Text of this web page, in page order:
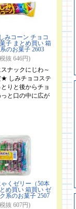
みコーン チョコ
子 まとめ買い 箱
のお菓子 2603
抜 646円)
ナックにじわ～
★ しみチョコステ
りと後からチョ
と口の中に広が
くゼリー（50本
め買い 箱買い ゼ
系のお菓子 2507
抜 607円)